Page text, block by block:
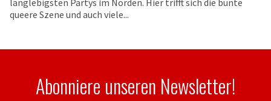
langlebigsten Partys im Norden. Hier trifft sich die bunte
queere Szene und auch viele...
Abonniere unseren Newsletter!